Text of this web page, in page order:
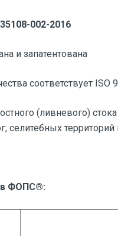
002-2016
и запатентована
соответствует ISO
(ливневого)
селитебных
ФОПС®: